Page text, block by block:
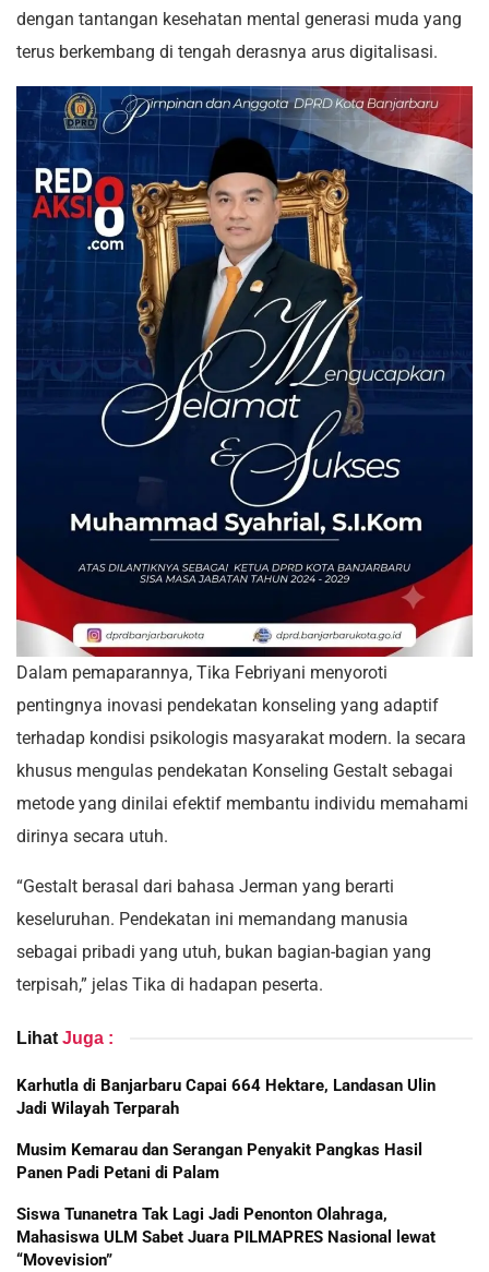
dengan tantangan kesehatan mental generasi muda yang
terus berkembang di tengah derasnya arus digitalisasi.
Dalam pemaparannya, Tika Febriyani menyoroti
pentingnya inovasi pendekatan konseling yang adaptif
terhadap kondisi psikologis masyarakat modern. Ia secara
khusus mengulas pendekatan Konseling Gestalt sebagai
metode yang dinilai efektif membantu individu memahami
dirinya secara utuh.
“Gestalt berasal dari bahasa Jerman yang berarti
keseluruhan. Pendekatan ini memandang manusia
sebagai pribadi yang utuh, bukan bagian-bagian yang
terpisah,” jelas Tika di hadapan peserta.
Lihat Juga :
Karhutla di Banjarbaru Capai 664 Hektare, Landasan Ulin
Jadi Wilayah Terparah
Musim Kemarau dan Serangan Penyakit Pangkas Hasil
Panen Padi Petani di Palam
Siswa Tunanetra Tak Lagi Jadi Penonton Olahraga,
Mahasiswa ULM Sabet Juara PILMAPRES Nasional lewat
“Movevision”